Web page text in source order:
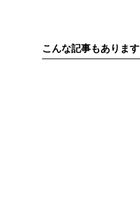
こんな記事もあります